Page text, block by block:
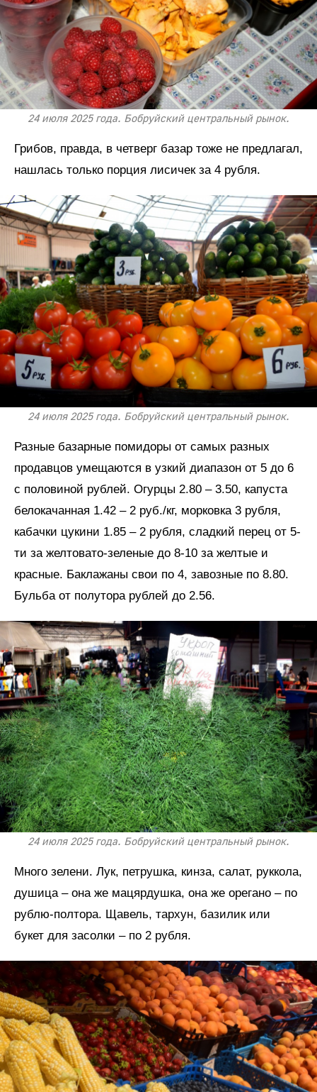
24 июля 2025 года. Бобруйский центральный рынок.
Грибов, правда, в четверг базар тоже не предлагал,
нашлась только порция лисичек за 4 рубля.
24 июля 2025 года. Бобруйский центральный рынок.
Разные базарные помидоры от самых разных
продавцов умещаются в узкий диапазон от 5 до 6
с половиной рублей. Огурцы 2.80 – 3.50, капуста
белокачанная 1.42 – 2 руб./кг, морковка 3 рубля,
кабачки цукини 1.85 – 2 рубля, сладкий перец от 5-
ти за желтовато-зеленые до 8-10 за желтые и
красные. Баклажаны свои по 4, завозные по 8.80.
Бульба от полутора рублей до 2.56.
24 июля 2025 года. Бобруйский центральный рынок.
Много зелени. Лук, петрушка, кинза, салат, руккола,
душица – она же мацярдушка, она же орегано – по
рублю-полтора. Щавель, тархун, базилик или
букет для засолки – по 2 рубля.